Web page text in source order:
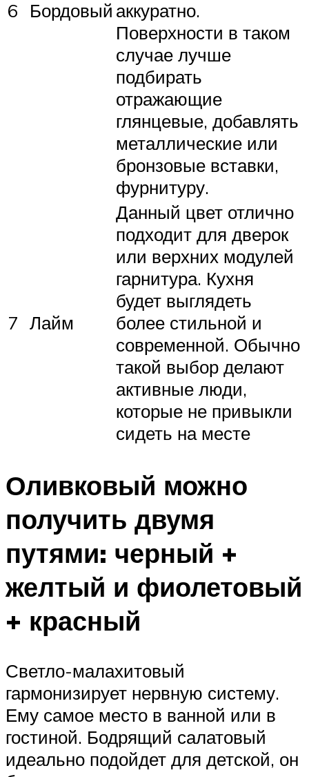
6 Бордовый аккуратно.
Поверхности в таком
случае лучше
подбирать
отражающие
глянцевые, добавлять
металлические или
бронзовые вставки,
фурнитуру.
7 Лайм
Данный цвет отлично
подходит для дверок
или верхних модулей
гарнитура. Кухня
будет выглядеть
более стильной и
современной. Обычно
такой выбор делают
активные люди,
которые не привыкли
сидеть на месте
Оливковый можно
получить двумя
путями: черный +
желтый и фиолетовый
+ красный
Светло-малахитовый
гармонизирует нервную систему.
Ему самое место в ванной или в
гостиной. Бодрящий салатовый
идеально подойдет для детской, он